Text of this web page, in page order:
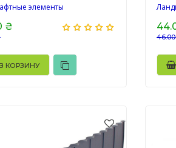
элементы
₴
КОРЗИНУ